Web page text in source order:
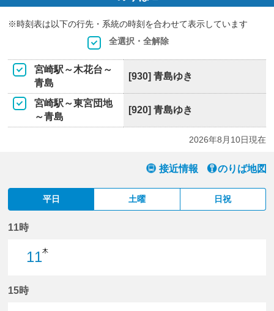
※時刻表は以下の行先・系統の時刻を合わせて表示しています
全選択・全解除
宮崎駅～木花台～
青島
[930] 青島ゆき
宮崎駅～東宮団地
～青島
[920] 青島ゆき
2026年8月10日現在
接近情報 のりば地図
平日 土曜 日祝
11時
11木
15時